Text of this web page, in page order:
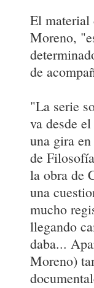
El material
Moreno,
de
"La serie
va desde
una gira
de
la obra de
una
mucho
llegando
daba...
Moreno)